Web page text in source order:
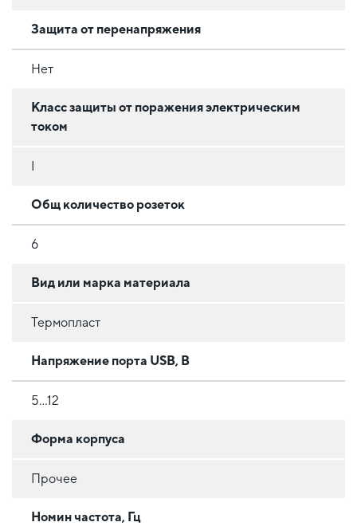
Защита от перенапряжения
Нет
Класс защиты от поражения электрическим
током
Общ количество розеток
6
Вид или марка материала
Термопласт
Напряжение порта USB, В
5...12
Форма корпуса
Прочее
Номин частота, Гц